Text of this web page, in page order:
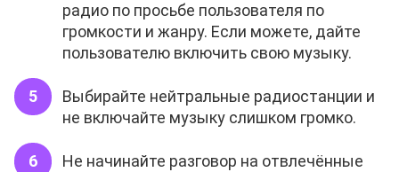
радио по просьбе пользователя по
громкости и жанру. Если можете, дайте
пользователю включить свою музыку.
Выбирайте нейтральные радиостанции и
не включайте музыку слишком громко.
Не начинайте разговор на отвлечённые